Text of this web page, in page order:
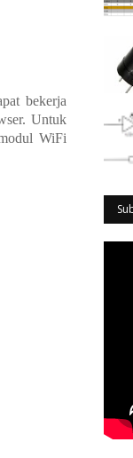
bekerja
Untuk
WiFi